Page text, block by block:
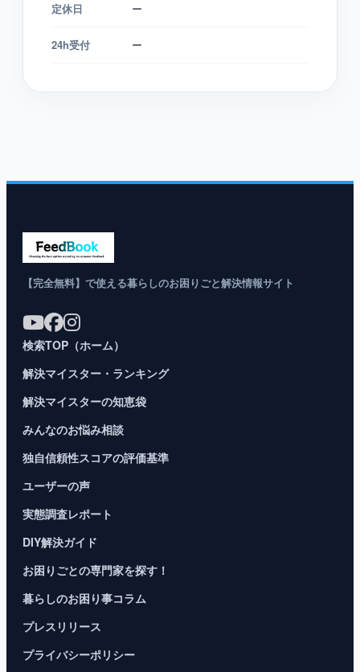
定休日 ー
24h受付 ー
【完全無料】で使える暮らしのお困りごと解決情報サイト
検索TOP（ホーム）
解決マイスター・ランキング
解決マイスターの知恵袋
みんなのお悩み相談
独自信頼性スコアの評価基準
ユーザーの声
実態調査レポート
DIY解決ガイド
お困りごとの専門家を探す！
暮らしのお困り事コラム
プレスリリース
プライバシーポリシー